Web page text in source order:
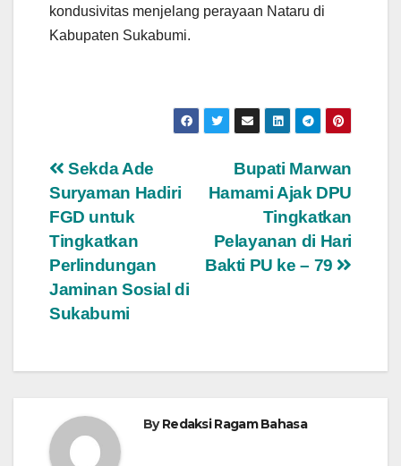
kondusivitas menjelang perayaan Nataru di
Kabupaten Sukabumi.
Navigasi
pos
Bupati Marwan
Hamami Ajak DPU
Tingkatkan
Pelayanan di Hari
Bakti PU ke – 79
Sekda Ade
Suryaman Hadiri
FGD untuk
Tingkatkan
Perlindungan
Jaminan Sosial di
Sukabumi
ByRedaksi Ragam Bahasa